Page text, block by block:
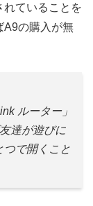
れていることを
A9の購入が無
ルーター」
達が遊びに
つで開くこと